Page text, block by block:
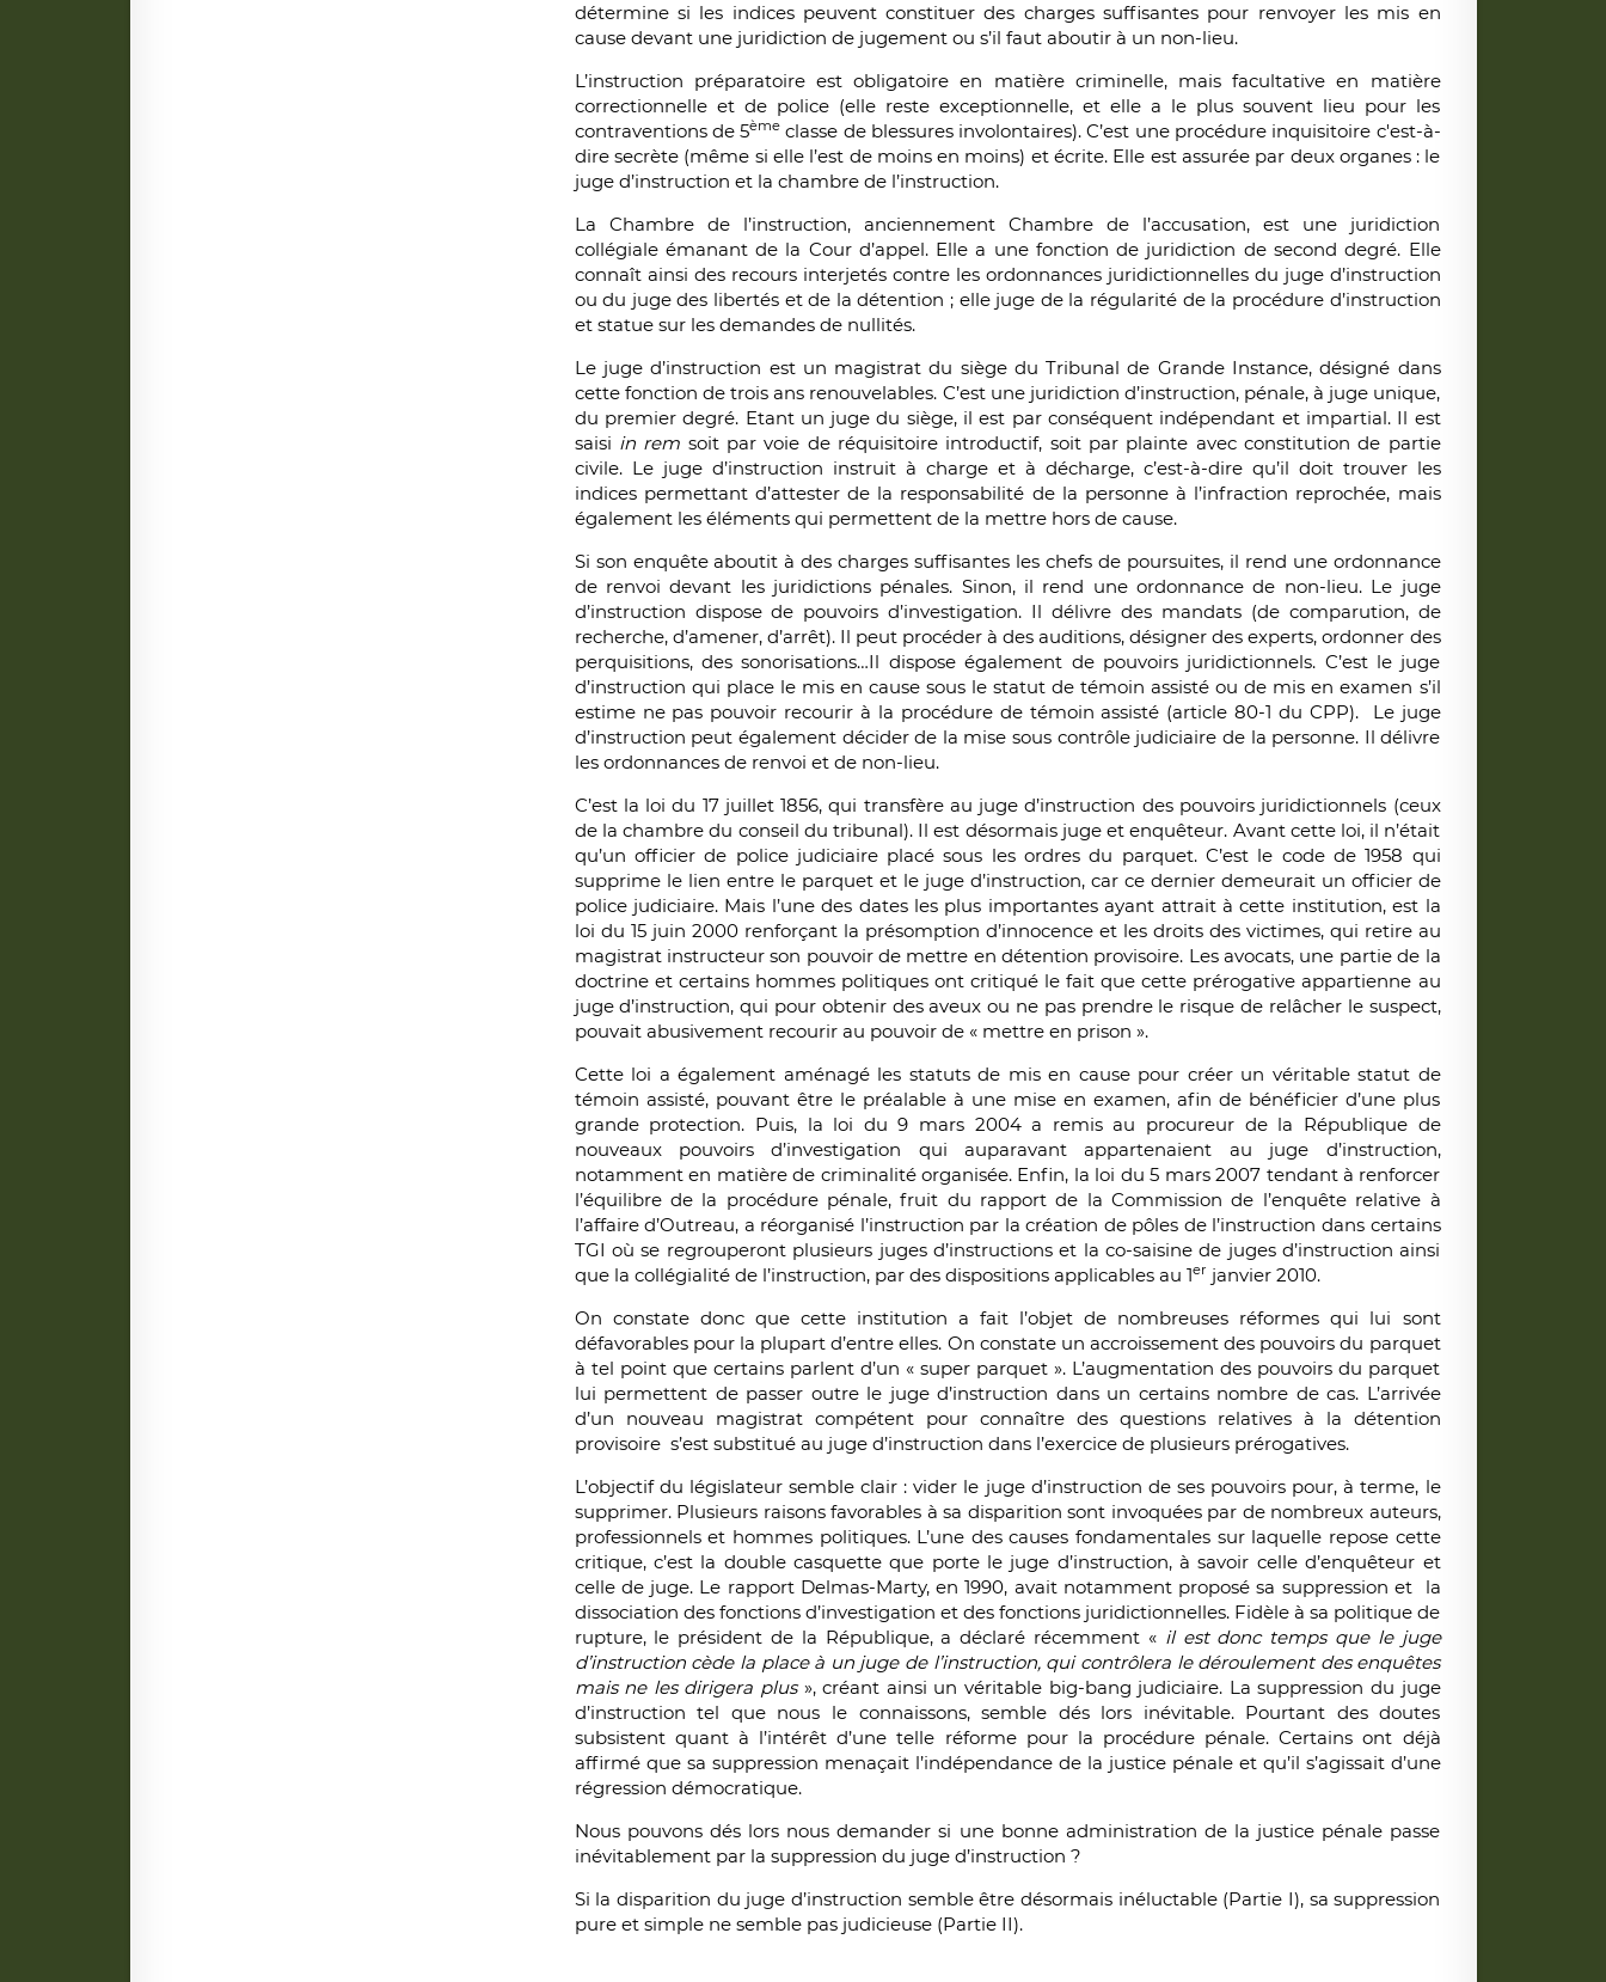
détermine si les indices peuvent constituer des charges suffisantes pour renvoyer les mis en
cause devant une juridiction de jugement ou s’il faut aboutir à un non-lieu.
L’instruction préparatoire est obligatoire en matière criminelle, mais facultative en matière
correctionnelle et de police (elle reste exceptionnelle, et elle a le plus souvent lieu pour les
contraventions de 5ème classe de blessures involontaires). C’est une procédure inquisitoire c'est-à-
dire secrète (même si elle l’est de moins en moins) et écrite. Elle est assurée par deux organes : le
juge d’instruction et la chambre de l’instruction.
La Chambre de l’instruction, anciennement Chambre de l’accusation, est une juridiction
collégiale émanant de la Cour d’appel. Elle a une fonction de juridiction de second degré. Elle
connaît ainsi des recours interjetés contre les ordonnances juridictionnelles du juge d’instruction
ou du juge des libertés et de la détention ; elle juge de la régularité de la procédure d’instruction
et statue sur les demandes de nullités.
Le juge d’instruction est un magistrat du siège du Tribunal de Grande Instance, désigné dans
cette fonction de trois ans renouvelables. C’est une juridiction d’instruction, pénale, à juge unique,
du premier degré. Etant un juge du siège, il est par conséquent indépendant et impartial. Il est
saisi in rem soit par voie de réquisitoire introductif, soit par plainte avec constitution de partie
civile. Le juge d’instruction instruit à charge et à décharge, c’est-à-dire qu’il doit trouver les
indices permettant d’attester de la responsabilité de la personne à l’infraction reprochée, mais
également les éléments qui permettent de la mettre hors de cause.
Si son enquête aboutit à des charges suffisantes les chefs de poursuites, il rend une ordonnance
de renvoi devant les juridictions pénales. Sinon, il rend une ordonnance de non-lieu. Le juge
d’instruction dispose de pouvoirs d’investigation. Il délivre des mandats (de comparution, de
recherche, d’amener, d’arrêt). Il peut procéder à des auditions, désigner des experts, ordonner des
perquisitions, des sonorisations…Il dispose également de pouvoirs juridictionnels. C’est le juge
d’instruction qui place le mis en cause sous le statut de témoin assisté ou de mis en examen s’il
estime ne pas pouvoir recourir à la procédure de témoin assisté (article 80-1 du CPP). Le juge
d’instruction peut également décider de la mise sous contrôle judiciaire de la personne. Il délivre
les ordonnances de renvoi et de non-lieu.
C’est la loi du 17 juillet 1856, qui transfère au juge d’instruction des pouvoirs juridictionnels (ceux
de la chambre du conseil du tribunal). Il est désormais juge et enquêteur. Avant cette loi, il n’était
qu’un officier de police judiciaire placé sous les ordres du parquet. C’est le code de 1958 qui
supprime le lien entre le parquet et le juge d’instruction, car ce dernier demeurait un officier de
police judiciaire. Mais l’une des dates les plus importantes ayant attrait à cette institution, est la
loi du 15 juin 2000 renforçant la présomption d’innocence et les droits des victimes, qui retire au
magistrat instructeur son pouvoir de mettre en détention provisoire. Les avocats, une partie de la
doctrine et certains hommes politiques ont critiqué le fait que cette prérogative appartienne au
juge d’instruction, qui pour obtenir des aveux ou ne pas prendre le risque de relâcher le suspect,
pouvait abusivement recourir au pouvoir de « mettre en prison ».
Cette loi a également aménagé les statuts de mis en cause pour créer un véritable statut de
témoin assisté, pouvant être le préalable à une mise en examen, afin de bénéficier d’une plus
grande protection. Puis, la loi du 9 mars 2004 a remis au procureur de la République de
nouveaux pouvoirs d’investigation qui auparavant appartenaient au juge d’instruction,
notamment en matière de criminalité organisée. Enfin, la loi du 5 mars 2007 tendant à renforcer
l’équilibre de la procédure pénale, fruit du rapport de la Commission de l’enquête relative à
l’affaire d’Outreau, a réorganisé l’instruction par la création de pôles de l’instruction dans certains
TGI où se regrouperont plusieurs juges d’instructions et la co-saisine de juges d’instruction ainsi
que la collégialité de l’instruction, par des dispositions applicables au 1er janvier 2010.
On constate donc que cette institution a fait l’objet de nombreuses réformes qui lui sont
défavorables pour la plupart d’entre elles. On constate un accroissement des pouvoirs du parquet
à tel point que certains parlent d’un « super parquet ». L’augmentation des pouvoirs du parquet
lui permettent de passer outre le juge d’instruction dans un certains nombre de cas. L’arrivée
d’un nouveau magistrat compétent pour connaître des questions relatives à la détention
provisoire s’est substitué au juge d’instruction dans l’exercice de plusieurs prérogatives.
L’objectif du législateur semble clair : vider le juge d’instruction de ses pouvoirs pour, à terme, le
supprimer. Plusieurs raisons favorables à sa disparition sont invoquées par de nombreux auteurs,
professionnels et hommes politiques. L’une des causes fondamentales sur laquelle repose cette
critique, c’est la double casquette que porte le juge d’instruction, à savoir celle d’enquêteur et
celle de juge. Le rapport Delmas-Marty, en 1990, avait notamment proposé sa suppression et la
dissociation des fonctions d’investigation et des fonctions juridictionnelles. Fidèle à sa politique de
rupture, le président de la République, a déclaré récemment « il est donc temps que le juge
d’instruction cède la place à un juge de l’instruction, qui contrôlera le déroulement des enquêtes
mais ne les dirigera plus», créant ainsi un véritable big-bang judiciaire. La suppression du juge
d’instruction tel que nous le connaissons, semble dés lors inévitable. Pourtant des doutes
subsistent quant à l’intérêt d’une telle réforme pour la procédure pénale. Certains ont déjà
affirmé que sa suppression menaçait l’indépendance de la justice pénale et qu’il s’agissait d’une
régression démocratique.
Nous pouvons dés lors nous demander si une bonne administration de la justice pénale passe
inévitablement par la suppression du juge d’instruction ?
Si la disparition du juge d’instruction semble être désormais inéluctable (Partie I), sa suppression
pure et simple ne semble pas judicieuse (Partie II).